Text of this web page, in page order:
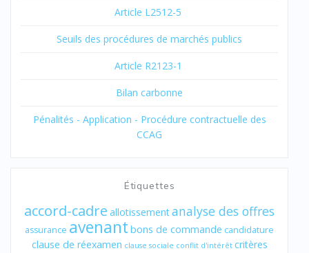
Article L2512-5
Seuils des procédures de marchés publics
Article R2123-1
Bilan carbonne
Pénalités - Application - Procédure contractuelle des
CCAG
Étiquettes
accord-cadre allotissementanalyse des offres
assurance avenant bons de commande candidature
clause de réexamen clause sociale conflit d'intérêt critères